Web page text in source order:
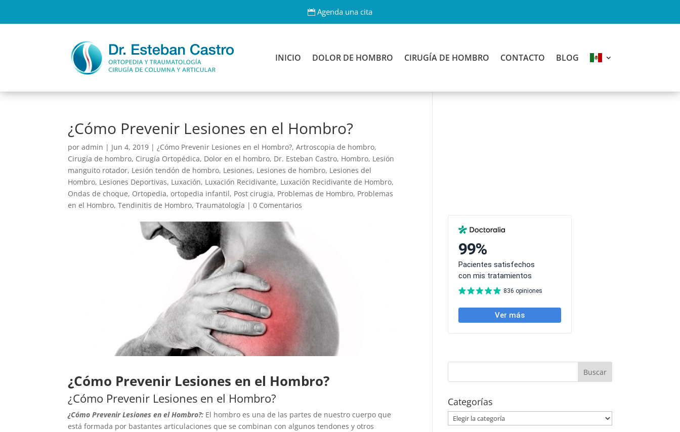
Agenda una cita
INICIO DOLOR DE HOMBRO CIRUGÍA DE HOMBRO CONTACTO BLOG
¿Cómo Prevenir Lesiones en el Hombro?
poradmin | Jun 4, 2019 |¿Cómo Prevenir Lesiones en el Hombro?,Artroscopia de hombro,
Cirugía de hombro, Cirugía Ortopédica, Dolor en el hombro, Dr. Esteban Castro, Hombro, Lesión
manguito rotador, Lesión tendón de hombro, Lesiones, Lesiones de hombro, Lesiones del
Hombro, Lesiones Deportivas, Luxación, Luxación Recidivante, Luxación Recidivante de Hombro,
Ondas de choque, Ortopedia,ortopedia infantil, Post cirugia, Problemas de Hombro, Problemas
en el Hombro,Tendinitis de Hombro,Traumatología |0 Comentarios
¿Cómo Prevenir Lesiones en el Hombro?
¿Cómo Prevenir Lesiones en el Hombro?
¿Cómo Prevenir Lesiones en el Hombro?: El hombro es una de las partes de nuestro cuerpo que
está formada por bastantes articulaciones que se combinan con algunos tendones y otros
Categorías
Categorías